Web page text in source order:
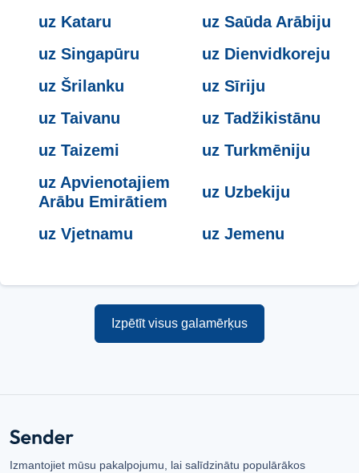
uz Kataru
uz Saūda Arābiju
uz Singapūru
uz Dienvidkoreju
uz Šrilanku
uz Sīriju
uz Taivanu
uz Tadžikistānu
uz Taizemi
uz Turkmēniju
uz Apvienotajiem
Arābu Emirātiem
uz Uzbekiju
uz Vjetnamu uz Jemenu
Izpētīt visus galamērķus
Izmantojiet mūsu pakalpojumu, lai salīdzinātu populārākos